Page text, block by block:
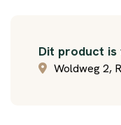
Dit product is
Woldweg 2,